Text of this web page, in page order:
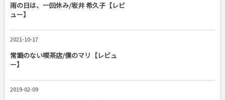
雨の日は、一回休み/坂井 希久子【レビ
ュー】
2021-10-17
常識のない喫茶店/僕のマリ【レビュ
ー】
2019-02-09